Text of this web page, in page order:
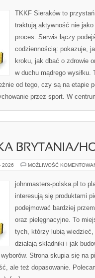
TKKF Sieraków to
traktują aktywność nie
proces. Serwis łączy
codziennością: pokazuje,
kroku, jak dbać o zdrowie
w duchu mądrego
od tego, czy są na etapie
przez sport. W
BRYTANIA/
2026 MOŻLIWOŚĆ
johnmasters-polska.pl to
interesują się produktami
podejmować bardziej
oraz pielęgnacyjne. To
tych, którzy lubią wiedzieć,
działają składniki i jak
Strona skupia się na
ale też dopasowanie.